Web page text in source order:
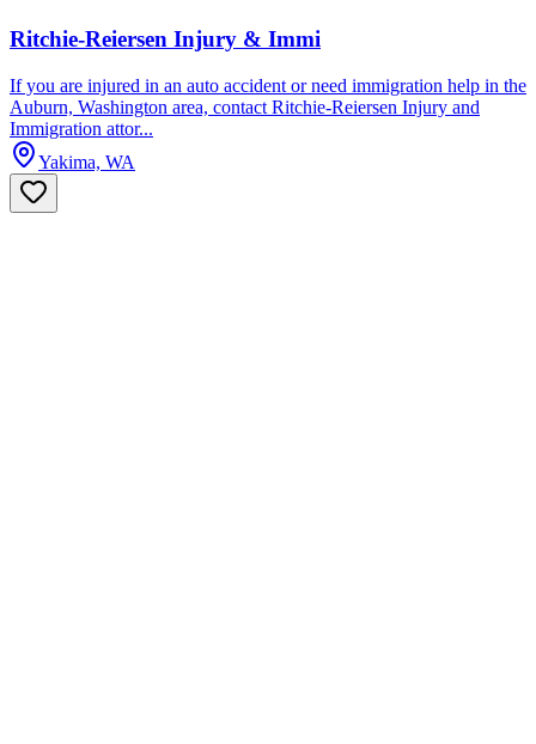
Ritchie-Reiersen Injury & Immi
If you are injured in an auto accident or need immigration help in the
Auburn, Washington area, contact Ritchie-Reiersen Injury and
Immigration attor...
Yakima, WA